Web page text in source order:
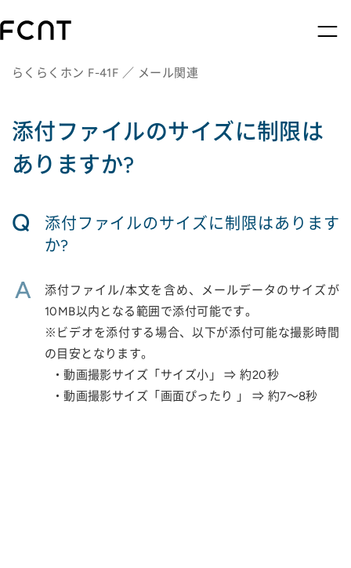
らくらくホン F-41F ／ メール関連
添付ファイルのサイズに制限は
ありますか?
Q
添付ファイルのサイズに制限はあります
か?
A
添付ファイル/本文を含め、メールデータのサイズが
10MB以内となる範囲で添付可能です。
※ビデオを添付する場合、以下が添付可能な撮影時間
の目安となります。
・動画撮影サイズ「サイズ小」 ⇒ 約20秒
・動画撮影サイズ「画面ぴったり 」 ⇒ 約7～8秒